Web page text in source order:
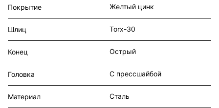
Покрытие Желтый цинк
Шлиц Torx-30
Конец Острый
Головка С прессшайбой
Материал Сталь